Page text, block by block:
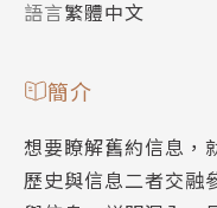
語言繁體中文
簡介
想要瞭解舊約信息，
歷史與信息二者交融